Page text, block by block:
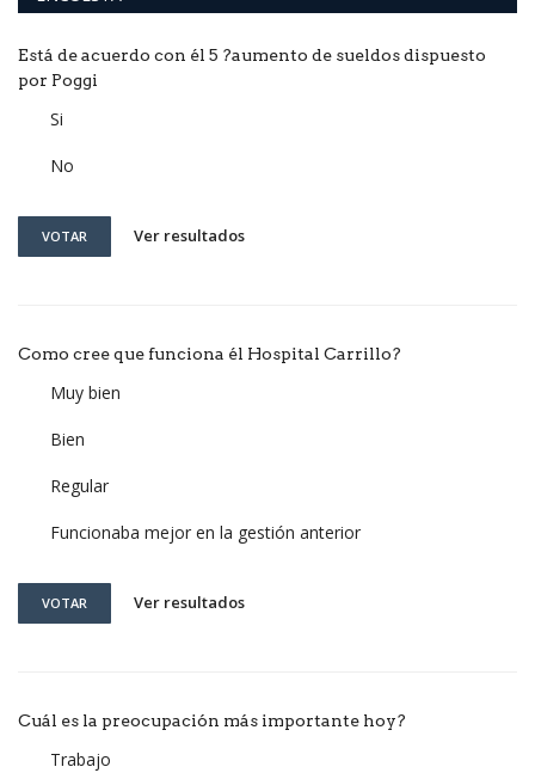
Está de acuerdo con él 5 ?aumento de sueldos dispuesto
por Poggi
Si
No
VOTAR Ver resultados
Como cree que funciona él Hospital Carrillo?
Muy bien
Bien
Regular
Funcionaba mejor en la gestión anterior
VOTAR Ver resultados
Cuál es la preocupación más importante hoy?
Trabajo